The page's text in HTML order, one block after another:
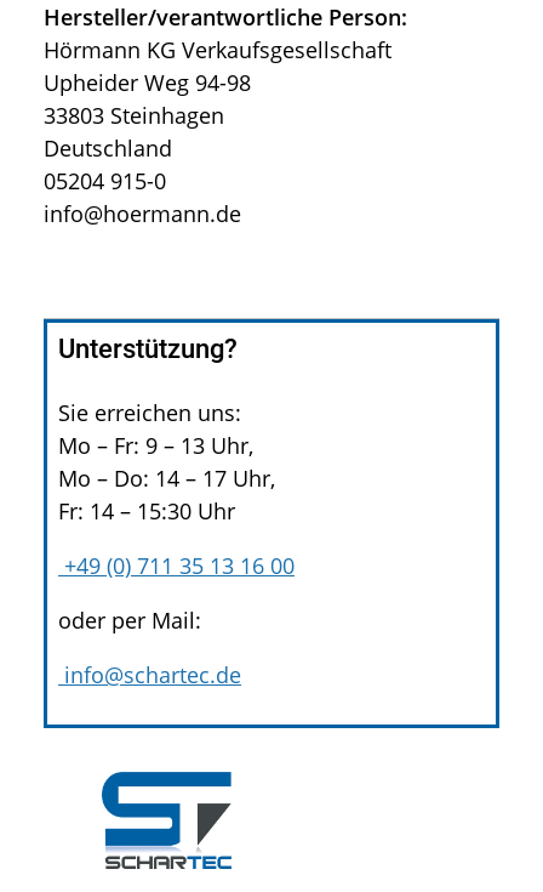
Hersteller/verantwortliche Person:
Hörmann KG Verkaufsgesellschaft
Upheider Weg 94-98
33803 Steinhagen
Deutschland
05204 915-0
info@hoermann.de
Unterstützung?
Sie erreichen uns:
Mo – Fr: 9 – 13 Uhr,
Mo – Do: 14 – 17 Uhr,
Fr: 14 – 15:30 Uhr
+49 (0) 711 35 13 16 00
oder per Mail:
info@schartec.de